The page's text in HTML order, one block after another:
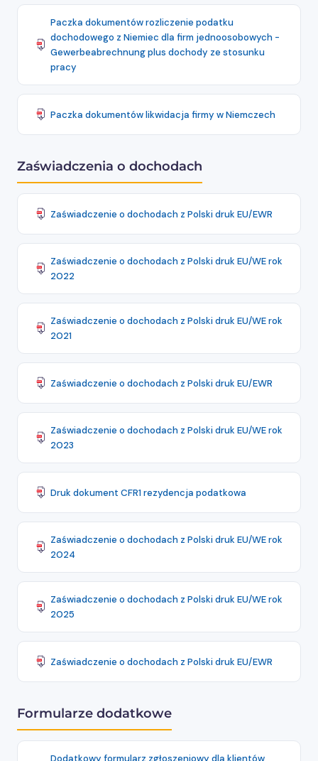
Paczka dokumentów rozliczenie podatku
dochodowego z Niemiec dla firm jednoosobowych -
Gewerbeabrechnung plus dochody ze stosunku
pracy
Paczka dokumentów likwidacja firmy w Niemczech
Zaświadczenia o dochodach
Zaświadczenie o dochodach z Polski druk EU/EWR
Zaświadczenie o dochodach z Polski druk EU/WE rok
2022
Zaświadczenie o dochodach z Polski druk EU/WE rok
2021
Zaświadczenie o dochodach z Polski druk EU/EWR
Zaświadczenie o dochodach z Polski druk EU/WE rok
2023
Druk dokument CFR1 rezydencja podatkowa
Zaświadczenie o dochodach z Polski druk EU/WE rok
2024
Zaświadczenie o dochodach z Polski druk EU/WE rok
2025
Zaświadczenie o dochodach z Polski druk EU/EWR
Formularze dodatkowe
Dodatkowy formularz zgłoszeniowy dla klientów